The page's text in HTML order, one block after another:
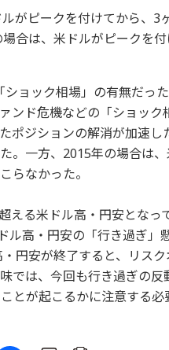
がピークを付けてから、3
合は、米ドルがピークを
ョック相場」の有無だっ
ンド危機などの「ショック
ポジションの解消が加速し
。一方、2015年の場合は
らなかった。
える米ドル高・円安となっ
高・円安の「行き過ぎ」
円安が終了すると、リス
では、今回も行き過ぎの
とが起こるかに注意する必